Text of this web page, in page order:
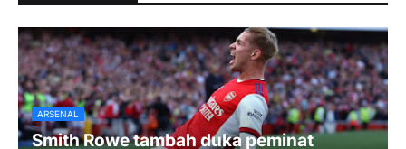
ARSENAL
Smith Rowe tambah duka peminat